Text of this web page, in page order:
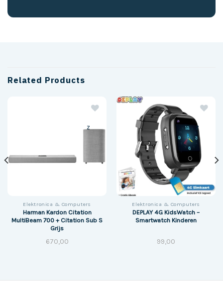
Related Products
z
Elektronica & Computers
Harman Kardon Citation
MultiBeam 700 + Citation Sub S
Grijs
670,00
z
Elektronica & Computers
DEPLAY 4G KidsWatch –
Smartwatch Kinderen
99,00